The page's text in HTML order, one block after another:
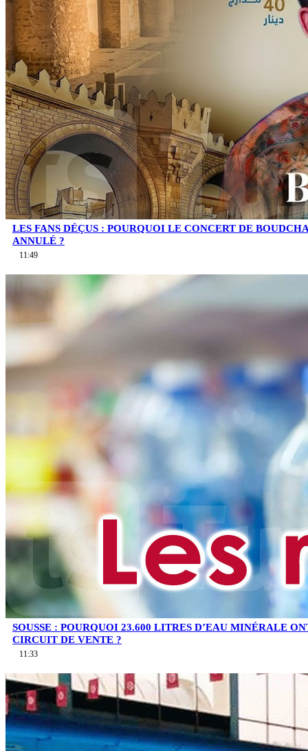
LES FANS DÉÇUS : POURQUOI LE CONCERT DE
ANNULÉ ?
11:49
SOUSSE : POURQUOI 23.600 LITRES D’EAU MINÉRALE
CIRCUIT DE VENTE ?
11:33